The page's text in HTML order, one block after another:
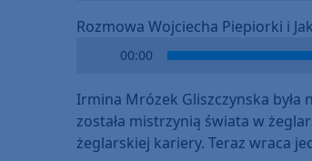
Rozmowa Wojciecha Piepiorki i
00:00
Irmina Mrózek Gliszczynska
została mistrzynią świata w
żeglarskiej kariery. Teraz wraca